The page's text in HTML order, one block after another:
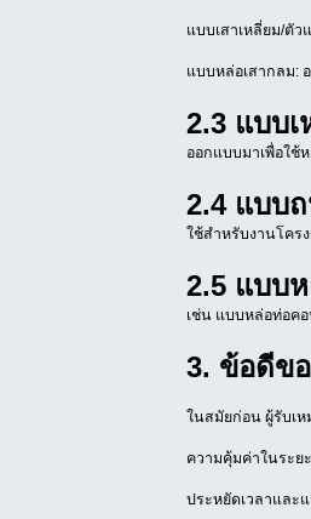
แบบเสาเหลี่ยม/ตัว
แบบหล่อเสากลม:
2.3 แบบ
ออกแบบมาเพื่อใช้
2.4 แบบ
ใช้สำหรับงานโคร
2.5 แบบ
เช่น แบบหล่อท่อค
3. ข้อดีข
ในสมัยก่อน ผู้รับเห
ความคุ้มค่าในระย
ประหยัดเวลาและ